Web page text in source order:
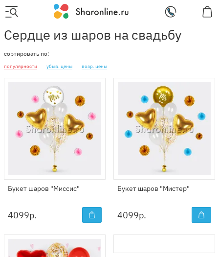
Сердце из шаров на свадьбу
сортировать по:
популярности убыв. цены возр. цены
Букет шаров "Миссис"
4099р.
Букет шаров "Мистер"
4099р.